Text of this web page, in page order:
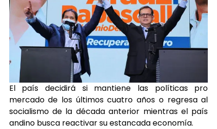
El país decidirá si mantiene las políticas pro
mercado de los últimos cuatro años o regresa al
socialismo de la década anterior mientras el país
andino busca reactivar su estancada economía.